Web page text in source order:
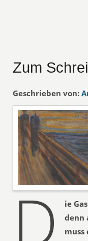
Zum
Geschrieben von:
D
ie
denn
muss